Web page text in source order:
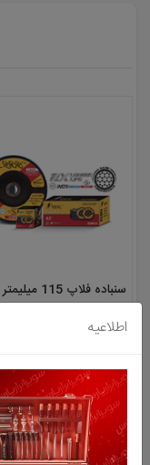
اطلاعیه